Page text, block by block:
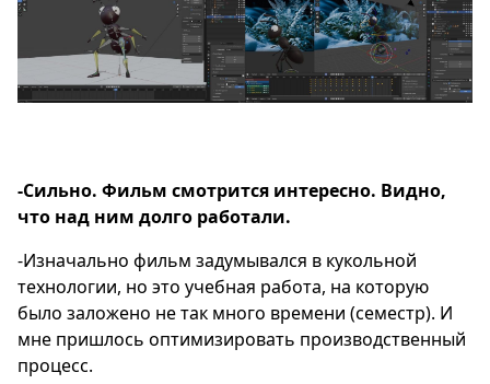
-Сильно. Фильм смотрится интересно. Видно,
что над ним долго работали.
-Изначально фильм задумывался в кукольной
технологии, но это учебная работа, на которую
было заложено не так много времени (семестр). И
мне пришлось оптимизировать производственный
процесс.